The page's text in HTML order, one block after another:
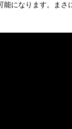
能になります。まさ